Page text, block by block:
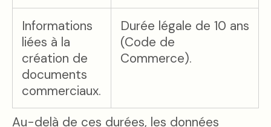
Informations
liées à la
création de
documents
commerciaux.
Durée légale de 10 ans
(Code de
Commerce).
Au-delà de ces durées, les données